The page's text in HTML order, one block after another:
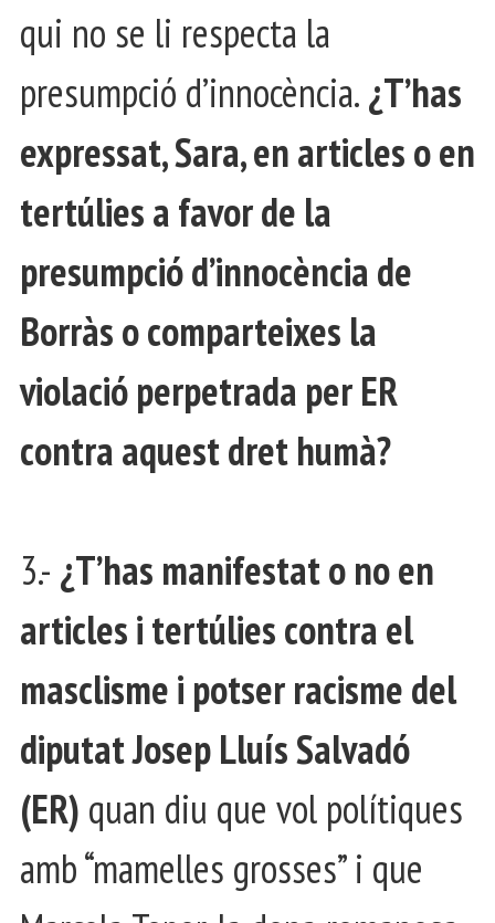
qui no se li respecta la
presumpció d’innocència.¿T’has
expressat, Sara, en articles o en
tertúlies a favor de la
presumpció d’innocència de
Borràs o comparteixes la
violació perpetrada per ER
contra aquest dret humà?
3.- ¿T’has manifestat o no en
articles i tertúlies contra el
masclisme i potser racisme del
diputat Josep Lluís Salvadó
(ER) quan diu que vol polítiques
amb “mamelles grosses” i que